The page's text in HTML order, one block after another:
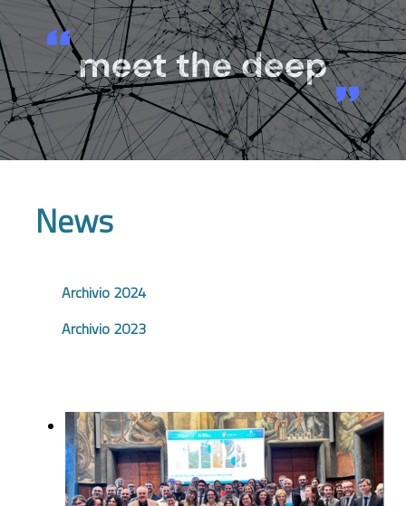
News
Archivio 2024
Archivio 2023